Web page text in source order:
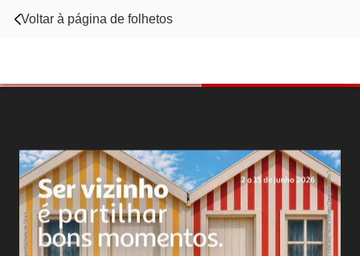
Voltar à página de folhetos